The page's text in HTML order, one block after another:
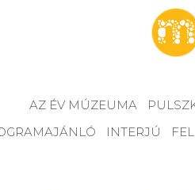
AZ ÉV MÚZEUMA
INTERJÚ